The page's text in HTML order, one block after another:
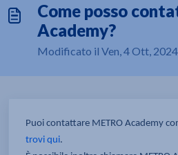
Come posso
Academy?
Modificato il Ven, 4 Ott,
Puoi contattare METRO Academy
trovi qui.